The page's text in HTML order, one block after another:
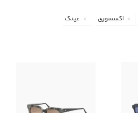
اکسسوری
عینک